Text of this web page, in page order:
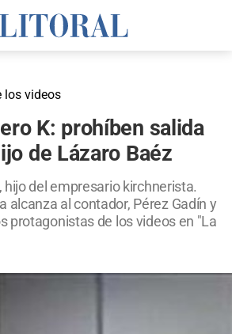
los videos
K: prohíben salida
de Lázaro Baéz
del empresario kirchnerista.
alcanza al contador, Pérez Gadín y
protagonistas de los videos en "La